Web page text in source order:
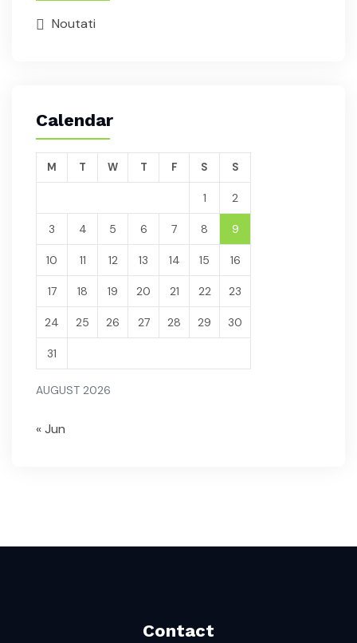
Noutati
Calendar
AUGUST 2026
M T W T F S S
1 2
3 4 5 6 7 8 9
10 11 12 13 14 15 16
17 18 19 20 21 22 23
24 25 26 27 28 29 30
31
« Jun
Contact